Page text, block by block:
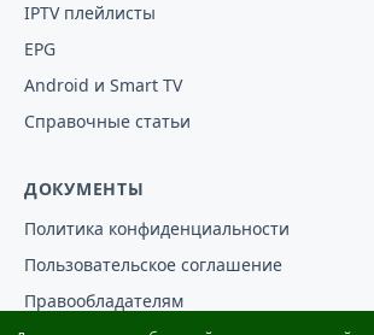
IPTV плейлисты
EPG
Android и Smart TV
Справочные статьи
ДОКУМЕНТЫ
Политика конфиденциальности
Пользовательское соглашение
Правообладателям